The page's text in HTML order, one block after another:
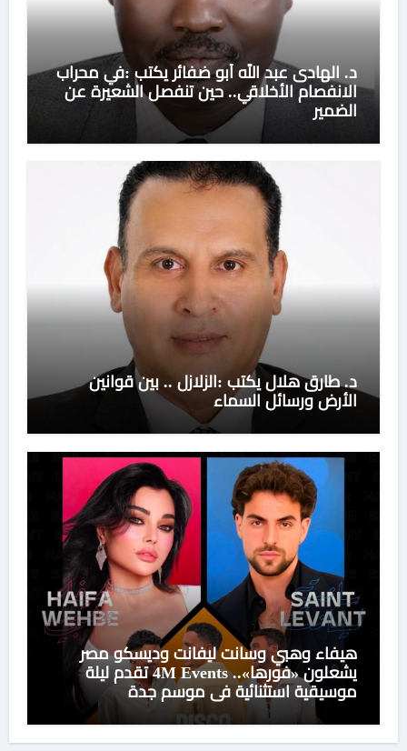
د. الهادى عبد الله أبو ضفائر يكتب :في محراب
الانفصام الأخلاقي.. حين تنفصل الشعيرة عن
الضمير
د. طارق هلال يكتب :الزلازل .. بين قوانين
الأرض ورسائل السماء
هيفاء وهبي وسانت ليفانت وديسكو مصر
يشعلون «فورها».. 4M Events تقدم ليلة
موسيقية استثنائية في موسم جدة